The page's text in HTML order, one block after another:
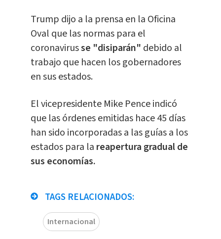
Trump dijo a la prensa en la Oficina
Oval que las normas para el
coronavirusse "disiparán" debido al
trabajo que hacen los gobernadores
en sus estados.
El vicepresidente Mike Pence indicó
que las órdenes emitidas hace 45 días
han sido incorporadas a las guías a los
estados para la reapertura gradual de
sus economías.
TAGS RELACIONADOS:
Internacional